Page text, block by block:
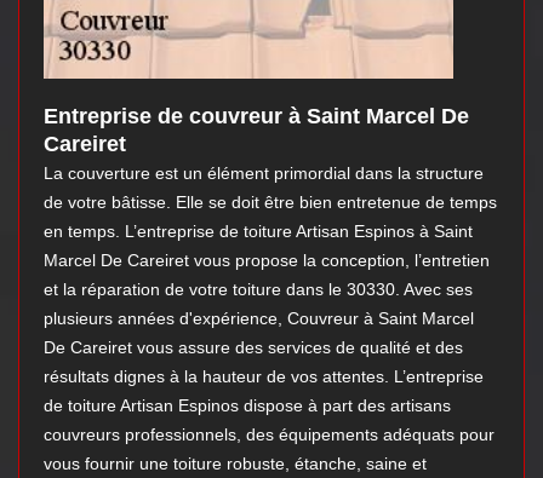
Entreprise de couvreur à Saint Marcel De
Careiret
La couverture est un élément primordial dans la structure
de votre bâtisse. Elle se doit être bien entretenue de temps
en temps. L’entreprise de toiture Artisan Espinos à Saint
Marcel De Careiret vous propose la conception, l’entretien
et la réparation de votre toiture dans le 30330. Avec ses
plusieurs années d'expérience, Couvreur à Saint Marcel
De Careiret vous assure des services de qualité et des
résultats dignes à la hauteur de vos attentes. L’entreprise
de toiture Artisan Espinos dispose à part des artisans
couvreurs professionnels, des équipements adéquats pour
vous fournir une toiture robuste, étanche, saine et